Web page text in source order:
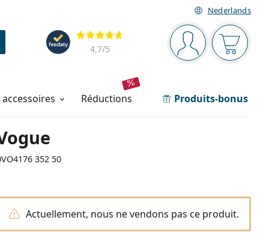
Nederlands
Barre de navigation
Vous êtesVotre
Évaluation
4,7/5
réductions Produits-bonus
352 50
Actuellement, nous ne vendons pas ce produit.